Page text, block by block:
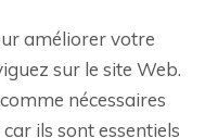
améliorer votre
sur le site Web.
nécessaires
ils sont essentiels